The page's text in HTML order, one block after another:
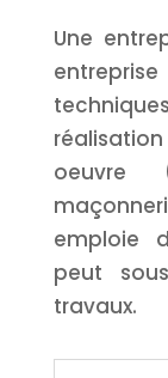
Une
oeuvre
emploie
peut
travaux.